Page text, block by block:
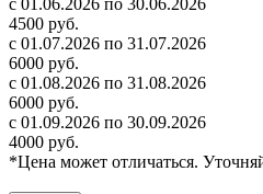
с 01.06.2026 по 30.06.2026
4500 руб.
с 01.07.2026 по 31.07.2026
6000 руб.
с 01.08.2026 по 31.08.2026
6000 руб.
с 01.09.2026 по 30.09.2026
4000 руб.
*Цена может отличаться.